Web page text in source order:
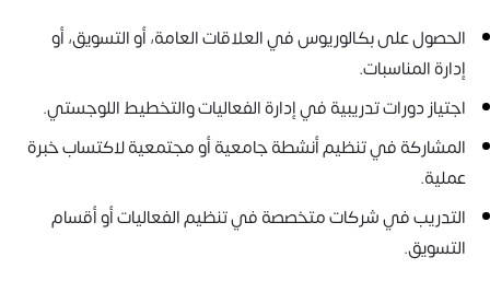
الحصول على بكالوريوس في العلاقات العامة، أو التسويق، أو
إدارة المناسبات.
اجتياز دورات تدريبية في إدارة الفعاليات والتخطيط اللوجستي.
المشاركة في تنظيم أنشطة جامعية أو مجتمعية لاكتساب خبرة
عملية.
التدريب في شركات متخصصة في تنظيم الفعاليات أو أقسام
التسويق.